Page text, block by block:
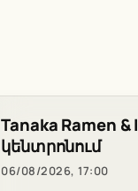
Tanaka Ramen
կենտրոնում
06/08/2026, 17:00